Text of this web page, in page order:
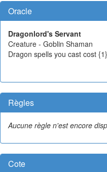
Oracle
Dragonlord's Servant
Creature - Goblin Shaman
Dragon spells you cast cost
Règles
Aucune règle n'est encore
Cote